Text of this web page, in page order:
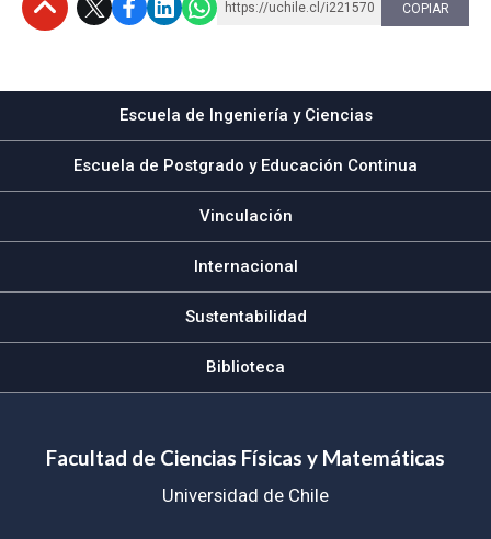
https://uchile.cl/i221570 COPIAR
Escuela de Ingeniería y Ciencias
Escuela de Postgrado y Educación Continua
Vinculación
Internacional
Sustentabilidad
Biblioteca
Facultad de Ciencias Físicas y Matemáticas
Universidad de Chile